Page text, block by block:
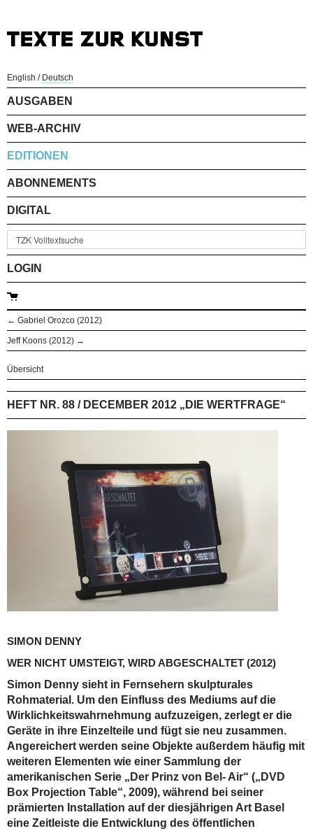
English / Deutsch
AUSGABEN
WEB-ARCHIV
EDITIONEN
ABONNEMENTS
DIGITAL
LOGIN
← Gabriel Orozco (2012)
Jeff Koons (2012) →
Übersicht
HEFT NR. 88 / DECEMBER 2012 „DIE WERTFRAGE“
SIMON DENNY
WER NICHT UMSTEIGT, WIRD ABGESCHALTET (2012)
Simon Denny sieht in Fernsehern skulpturales
Rohmaterial. Um den Einfluss des Mediums auf die
Wirklichkeitswahrnehmung aufzuzeigen, zerlegt er die
Geräte in ihre Einzelteile und fügt sie neu zusammen.
Angereichert werden seine Objekte außerdem häufig mit
weiteren Elementen wie einer Sammlung der
amerikanischen Serie „Der Prinz von Bel- Air“ („DVD
Box Projection Table“, 2009), während bei seiner
prämierten Installation auf der diesjährigen Art Basel
eine Zeitleiste die Entwicklung des öffentlichen